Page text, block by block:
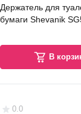
Держатель для
бумаги Shevanik
В
0.0